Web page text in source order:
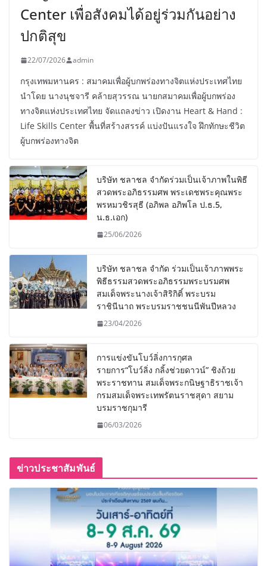
Center เพื่อสังคมได้อยู่ร่วมกันอย่าง
ปกติสุข
22/07/2026 admin
กรุงเทพมหานคร : สมาคมเพื่อผู้บกพร่องทางจิตแห่งประเทศไทย
นำโดย นางนุชจารี คล้ายสุวรรณ นายกสมาคมเพื่อผู้บกพร่อง
ทางจิตแห่งประเทศไทย จัดแถลงข่าว เปิดงาน Heart & Hand :
Life Skills Center พื้นที่สร้างสรรค์ แบ่งปันแรงใจ ฝึกทักษะชีวิต
ผู้บกพร่องทางจิต
บริษัท ชลาชล จำกัดร่วมเป็นเจ้าภาพในพิธี
สวดพระอภิธรรมศพ พระเดชพระคุณพระ
พรหมวชิรสุธี (อภิพล อภิพโล ป.ธ.5,
น.ธ.เอก)
25/06/2026
บริษัท ชลาชล จำกัด ร่วมเป็นเจ้าภาพพระ
พิธีธรรมสวดพระอภิธรรมพระบรมศพ
สมเด็จพระนางเจ้าสิริกิติ์ พระบรม
ราชินีนาถ พระบรมราชชนนีพันปีหลวง
23/04/2026
การแข่งขันโบว์ลิ่งการกุศล
รายการ“โบว์ลิ่ง กลิ้งช่วยดาวน์” ชิงถ้วย
พระราชทาน สมเด็จพระกนิษฐาธิราชเจ้า
กรมสมเด็จพระเทพรัตนราชสุดา สยาม
บรมราชกุมารี
06/03/2026
ข่าวประชาสัมพันธ์